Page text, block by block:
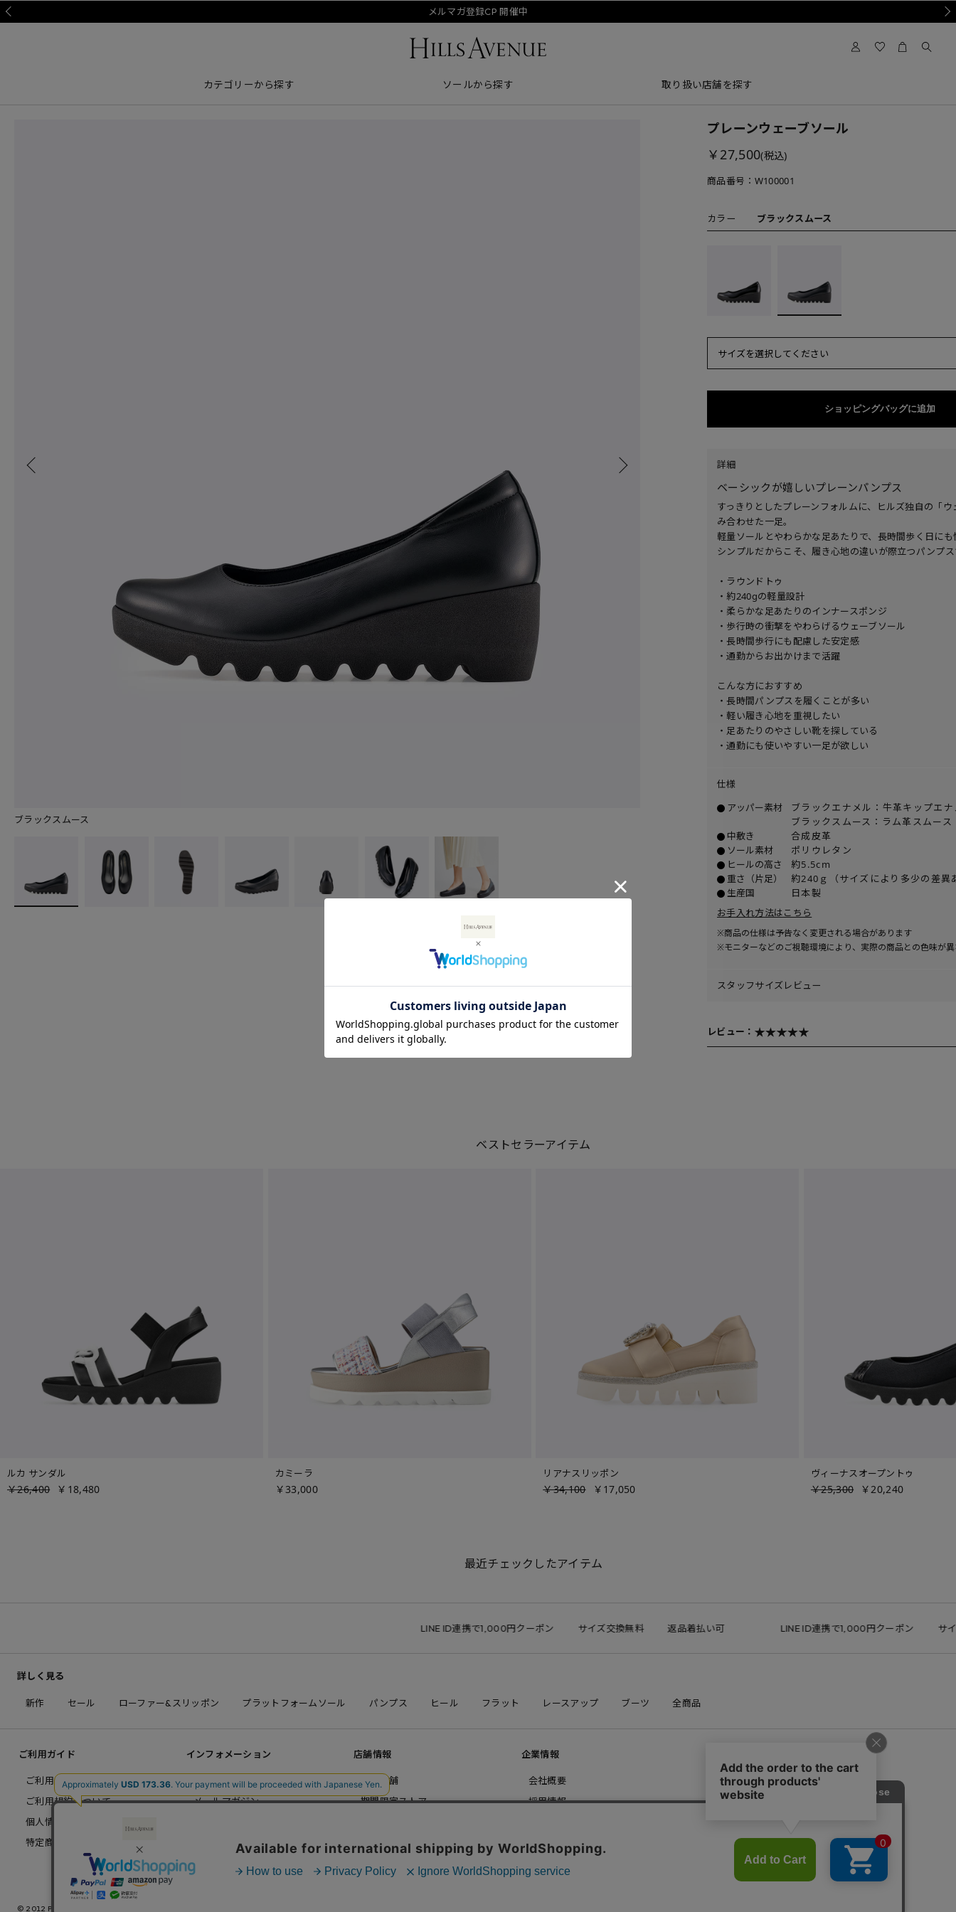
メルマガ登録CP 開催中
カテゴリーから探す ソールから探す 取り扱い店舗を探す
ブラックスムース
プレーンウェーブソール
￥27,500(税込)
商品番号： W100001
カラー ブラックスムース
サイズを選択してください
ショッピングバッグに追加
詳細
ベーシックが嬉しいプレーンパンプス
すっきりとしたプレーンフォルムに、ヒルズ独自の「
み合わせた一足。
軽量ソールとやわらかな足あたりで、長時間歩く日に
シンプルだからこそ、履き心地の違いが際立つパンプ
・ラウンドトゥ
・約240gの軽量設計
・柔らかな足あたりのインナースポンジ
・歩行時の衝撃をやわらげるウェーブソール
・長時間歩行にも配慮した安定感
・通勤からお出かけまで活躍
こんな方におすすめ
・長時間パンプスを履くことが多い
・軽い履き心地を重視したい
・足あたりのやさしい靴を探している
・通勤にも使いやすい一足が欲しい
仕様
アッパー素材
ブラックエナメル：牛革キップエ
ブラックスムース：ラム革スムース
中敷き
合成皮革
ソール素材
ポリウレタン
ヒールの高さ
約5.5cm
重さ（片足）
約240ｇ（サイズにより多少の差異
生産国
日本製
お手入れ方法はこちら
※商品の仕様は予告なく変更される場合があります
※モニターなどのご視聴環境により、実際の商品との色味が
スタッフサイズレビュー
レビュー：
ベストセラーアイテム
ルカ サンダル
￥26,400 ￥18,480
カミーラ
￥33,000
リアナスリッポン
￥34,100 ￥17,050
ヴィーナスオープントゥ
￥25,300 ￥20,240
最近チェックしたアイテム
LINE ID連携で1,000円クーポン サイズ交換無料 返品着払い可 LINE ID連携で1,000円クーポン サイズ交換無
詳しく見る
新作 セール ローファー&スリッポン プラットフォームソール パンプス ヒール フラット レースアップ ブーツ 全商品
ご利用ガイド
ご利用ガイドメニュー
ご利用規約について
個人情報について
特定商取引について
インフォメーション
26SS LOOK BOOK
メールマガジン
店舗情報
直営店舗
期間限定ストア
企業情報
会社概要
採用情報
コーポレートサイト
© 2012 PRAIA,inc. All Rights Reserved.